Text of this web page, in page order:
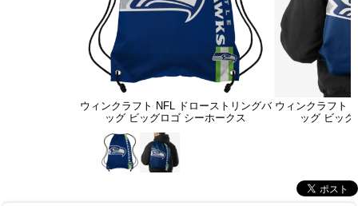
ウィンクラフト NFL ドローストリングバ
ッグ ビッグロゴ シーホークス
ウィンクラフト
ッグ ビッ